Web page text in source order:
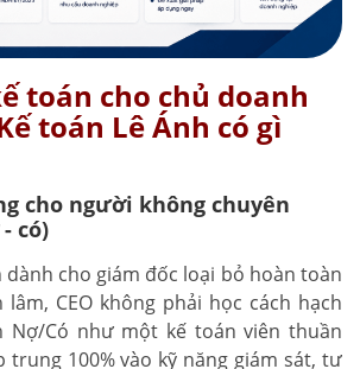
toán cho chủ doanh
toán Lê Ánh có gì
cho người không chuyên
có)
dành cho giám đốc loại bỏ hoàn toàn
CEO không phải học cách hạch
Nợ/Có như một kế toán viên thuần
trung 100% vào kỹ năng giám sát, tư